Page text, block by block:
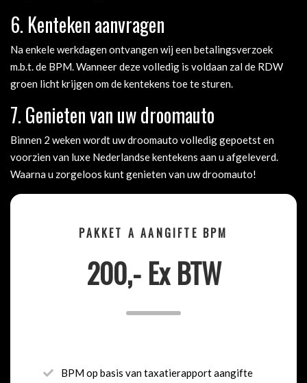
6. Kenteken aanvragen
Na enkele werkdagen ontvangen wij een betalingsverzoek
m.b.t. de BPM. Wanneer deze volledig is voldaan zal de RDW
groen licht krijgen om de kentekens toe te sturen.
7. Genieten van uw droomauto
Binnen 2 weken wordt uw droomauto volledig gepoetst en
voorzien van luxe Nederlandse kentekens aan u afgeleverd.
Waarna u zorgeloos kunt genieten van uw droomauto!
PAKKET A AANGIFTE BPM
200,- Ex BTW
BPM op basis van taxatierapport aangifte